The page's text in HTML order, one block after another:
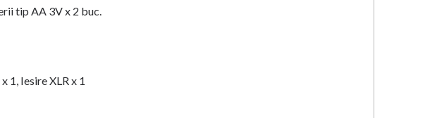
tip AA 3V x 2 buc.
1, Iesire XLR x 1